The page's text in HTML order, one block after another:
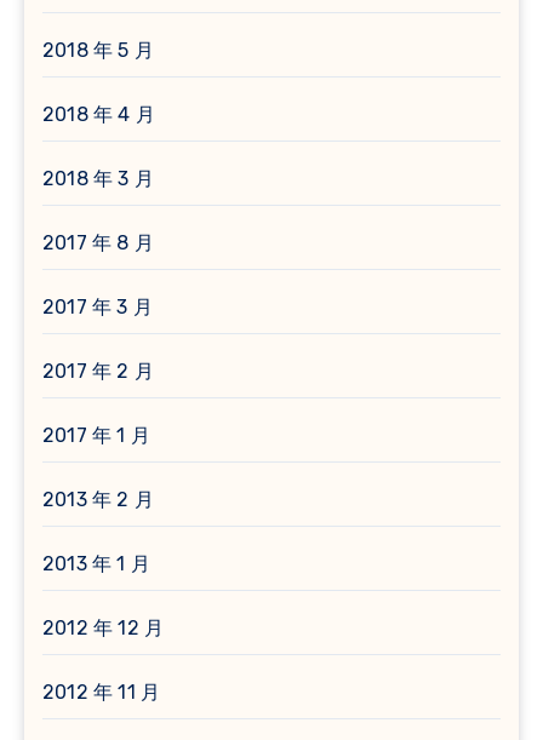
2018 年 5 月
2018 年 4 月
2018 年 3 月
2017 年 8 月
2017 年 3 月
2017 年 2 月
2017 年 1 月
2013 年 2 月
2013 年 1 月
2012 年 12 月
2012 年 11 月